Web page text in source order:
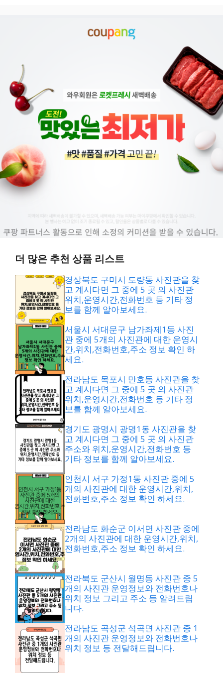
더 많은 추천 상품 리스트
경상북도 구미시 도량동 사진관을 찾
고 계시다면 그 중에 5 곳 의 사진관
위치,운영시간,전화번호 등 기타 정
보를 함께 알아보세요.
서울시 서대문구 남가좌제1동 사진
관 중에 5개의 사진관에 대한 운영시
간,위치,전화번호,주소 정보 확인 하
세요.
전라남도 목포시 만호동 사진관을 찾
고 계시다면 그 중에 5 곳 의 사진관
위치,운영시간,전화번호 등 기타 정
보를 함께 알아보세요.
경기도 광명시 광명1동 사진관을 찾
고 계시다면 그 중에 5 곳 의 사진관
주소와 위치,운영시간,전화번호 등
기타 정보를 함께 알아보세요.
인천시 서구 가정1동 사진관 중에 5
개의 사진관에 대한 운영시간,위치,
전화번호,주소 정보 확인 하세요.
전라남도 화순군 이서면 사진관 중에
2개의 사진관에 대한 운영시간,위치,
전화번호,주소 정보 확인 하세요.
전라북도 군산시 월명동 사진관 중 5
개의 사진관 운영정보와 전화번호나
위치 정보 그리고 주소 등 알려드립
니다.
전라남도 곡성군 석곡면 사진관 중 1
개의 사진관 운영정보와 전화번호나
위치 정보 등 전달해드립니다.